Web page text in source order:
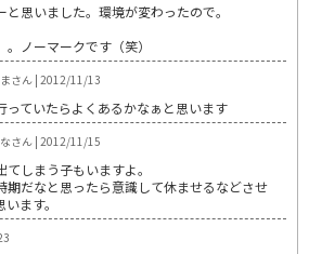
と思いました。環境が変わったので。
ノーマークです（笑）
さん | 2012/11/13
っていたらよくあるかなぁと思います
さん | 2012/11/15
しまう子もいますよ。
期だなと思ったら意識して休ませるなどさせ
ます。